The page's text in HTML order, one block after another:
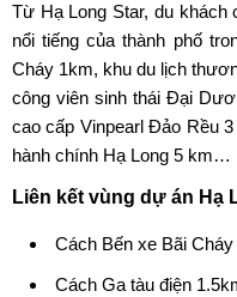
Từ Hạ Long Star, du khách
nổi tiếng của thành phố
Cháy 1km, khu du lịch
công viên sinh thái Đại
cao cấp Vinpearl Đảo Rều
hành chính Hạ Long 5 km…
Liên kết vùng dự án Hạ
Cách Bến xe Bãi
Cách Ga tàu điện